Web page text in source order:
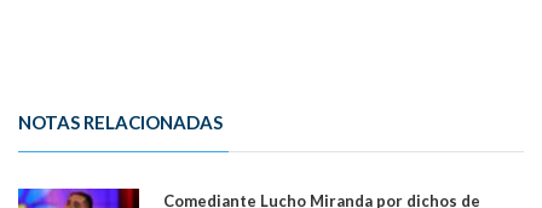
NOTAS RELACIONADAS
Comediante Lucho Miranda por dichos de